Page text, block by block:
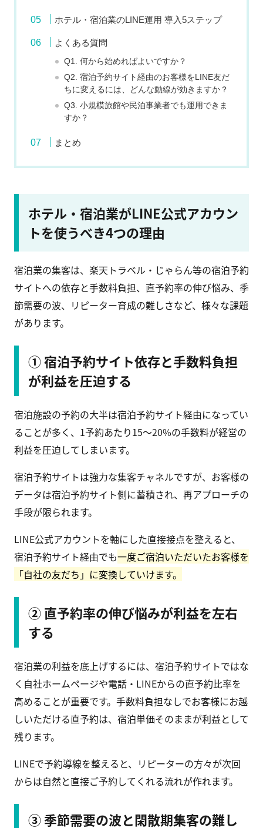
ホテル・宿泊業のLINE運用 導入5ステップ
よくある質問
Q1. 何から始めればよいですか？
Q2. 宿泊予約サイト経由のお客様をLINE友だ
ちに変えるには、どんな動線が効きますか？
Q3. 小規模旅館や民泊事業者でも運用できま
すか？
まとめ
ホテル・宿泊業がLINE公式アカウン
トを使うべき4つの理由
宿泊業の集客は、楽天トラベル・じゃらん等の宿泊予約
サイトへの依存と手数料負担、直予約率の伸び悩み、季
節需要の波、リピーター育成の難しさなど、様々な課題
があります。
① 宿泊予約サイト依存と手数料負担
が利益を圧迫する
宿泊施設の予約の大半は宿泊予約サイト経由になってい
ることが多く、1予約あたり15〜20%の手数料が経営の
利益を圧迫してしまいます。
宿泊予約サイトは強力な集客チャネルですが、お客様の
データは宿泊予約サイト側に蓄積され、再アプローチの
手段が限られます。
LINE公式アカウントを軸にした直接接点を整えると、
宿泊予約サイト経由でも一度ご宿泊いただいたお客様を
「自社の友だち」に変換していけます。
② 直予約率の伸び悩みが利益を左右
する
宿泊業の利益を底上げするには、宿泊予約サイトではな
く自社ホームページや電話・LINEからの直予約比率を
高めることが重要です。手数料負担なしでお客様にお越
しいただける直予約は、宿泊単価そのままが利益として
残ります。
LINEで予約導線を整えると、リピーターの方々が次回
からは自然と直接ご予約してくれる流れが作れます。
③ 季節需要の波と閑散期集客の難し